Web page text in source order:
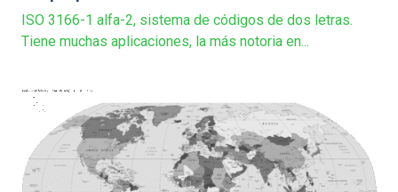
ISO 3166-1 alfa-2, sistema de códigos de dos letras.
Tiene muchas aplicaciones, la más notoria en...